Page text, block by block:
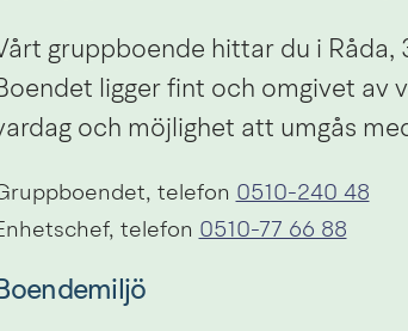
gruppboende hittar du i Råda,
ligger fint och omgivet av
och möjlighet att umgås
telefon 0510-240 48
telefon 0510-77 66 88